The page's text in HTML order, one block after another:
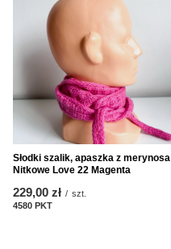
Słodki szalik, apaszka z merynosa
Nitkowe Love 22 Magenta
229,00 zł / szt.
4580 PKT